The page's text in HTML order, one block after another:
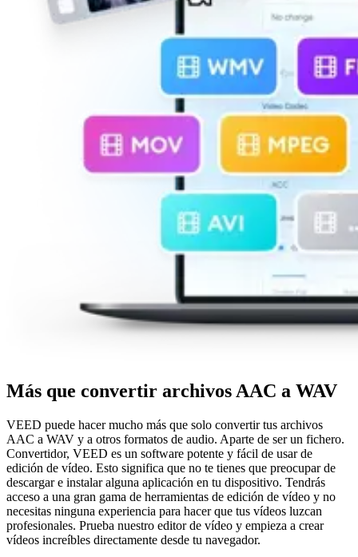
Más que convertir archivos AAC a WAV
VEED puede hacer mucho más que solo convertir tus archivos
AAC a WAV y a otros formatos de audio. Aparte de ser un fichero.
Convertidor, VEED es un software potente y fácil de usar de
edición de vídeo. Esto significa que no te tienes que preocupar de
descargar e instalar alguna aplicación en tu dispositivo. Tendrás
acceso a una gran gama de herramientas de edición de vídeo y no
necesitas ninguna experiencia para hacer que tus vídeos luzcan
profesionales. Prueba nuestro editor de vídeo y empieza a crear
vídeos increíbles directamente desde tu navegador.